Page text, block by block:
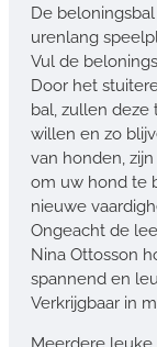
De
urenlang
Vul de
Door het
bal, zullen
willen en zo
van honden,
om uw hond te
nieuwe
Ongeacht de
Nina Ottosson
spannend en
Verkrijgbaar in